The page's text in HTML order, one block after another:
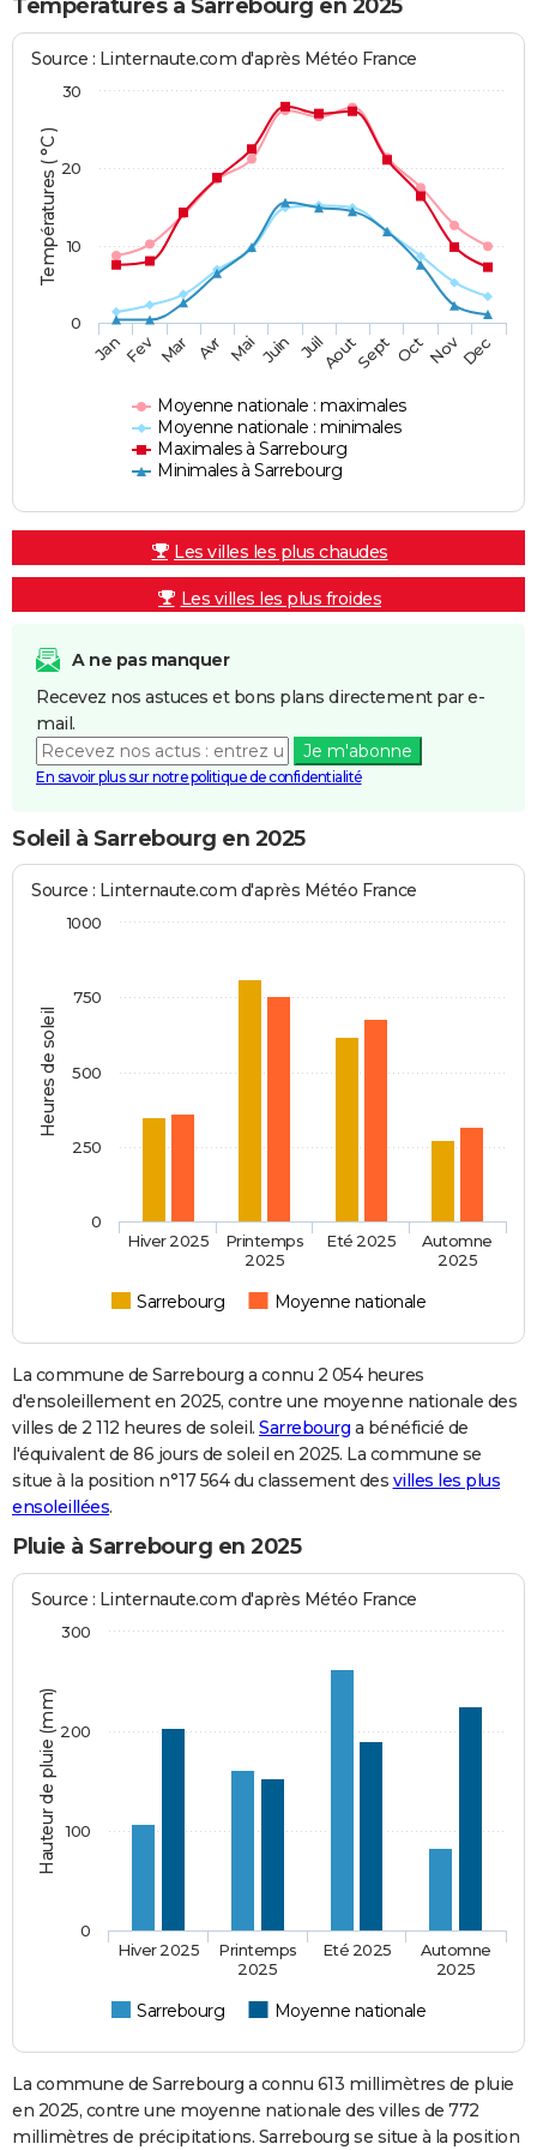
Températures à Sarrebourg en 2025
Températures ( °C )
Source : Linternaute.com d'après Météo France
Moyenne nationale : maximales
Moyenne nationale : minimales
Maximales à Sarrebourg
Minimales à Sarrebourg
JanFev Mar Avr Mai Juin JuilAoutSept OctNovDec
0
10
20
30
Les villes les plus chaudes
Les villes les plus froides
A ne pas manquer
Recevez nos astuces et bons plans directement par e-
mail.
Je m'abonne
En savoir plus sur notre politique de confidentialité
Soleil à Sarrebourg en 2025
Heures de soleil
Source : Linternaute.com d'après Météo France
Sarrebourg Moyenne nationale
Hiver 2025
Printemps
2025
Eté 2025
Automne
2025
0
250
500
750
1000
La commune de Sarrebourg a connu 2 054 heures
d'ensoleillement en 2025, contre une moyenne nationale des
villes de 2 112 heures de soleil. Sarrebourg a bénéficié de
l'équivalent de 86 jours de soleil en 2025. La commune se
situe à la position n°17 564 du classement des villes les plus
ensoleillées.
Pluie à Sarrebourg en 2025
Hauteur de pluie (mm)
Source : Linternaute.com d'après Météo France
Sarrebourg Moyenne nationale
Hiver 2025
Printemps
2025
Eté 2025
Automne
2025
0
100
200
300
La commune de Sarrebourg a connu 613 millimètres de pluie
en 2025, contre une moyenne nationale des villes de 772
millimètres de précipitations. Sarrebourg se situe à la position